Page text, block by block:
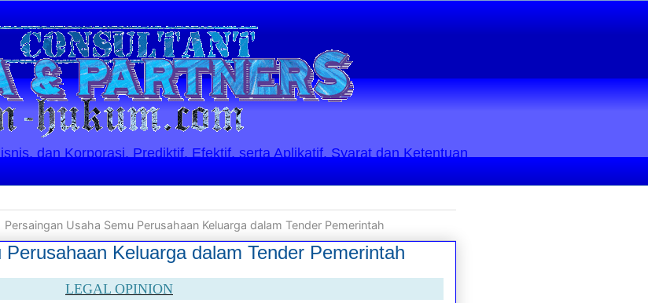
dan Korporasi. Prediktif, Efektif, serta Aplikatif. Syarat dan Ketentuan
Persaingan Usaha Semu Perusahaan Keluarga dalam Tender Pemerintah
Keluarga dalam Tender Pemerintah
LEGAL OPINION